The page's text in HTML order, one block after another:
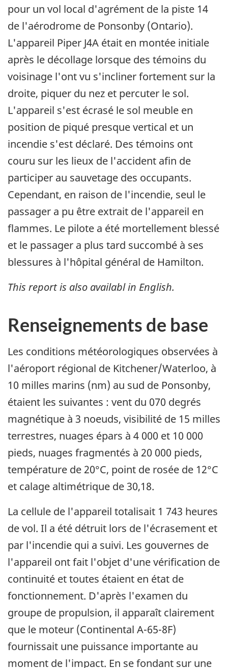
pour un vol local d'agrément de la piste 14
de l'aérodrome de Ponsonby (Ontario).
L'appareil Piper J4A était en montée initiale
après le décollage lorsque des témoins du
voisinage l'ont vu s'incliner fortement sur la
droite, piquer du nez et percuter le sol.
L'appareil s'est écrasé le sol meuble en
position de piqué presque vertical et un
incendie s'est déclaré. Des témoins ont
couru sur les lieux de l'accident afin de
participer au sauvetage des occupants.
Cependant, en raison de l'incendie, seul le
passager a pu être extrait de l'appareil en
flammes. Le pilote a été mortellement blessé
et le passager a plus tard succombé à ses
blessures à l'hôpital général de Hamilton.
This report is also availabl in English.
Renseignements de base
Les conditions météorologiques observées à
l'aéroport régional de Kitchener/Waterloo, à
10 milles marins (nm) au sud de Ponsonby,
étaient les suivantes : vent du 070 degrés
magnétique à 3 noeuds, visibilité de 15 milles
terrestres, nuages épars à 4 000 et 10 000
pieds, nuages fragmentés à 20 000 pieds,
température de 20°C, point de rosée de 12°C
et calage altimétrique de 30,18.
La cellule de l'appareil totalisait 1 743 heures
de vol. Il a été détruit lors de l'écrasement et
par l'incendie qui a suivi. Les gouvernes de
l'appareil ont fait l'objet d'une vérification de
continuité et toutes étaient en état de
fonctionnement. D'après l'examen du
groupe de propulsion, il apparaît clairement
que le moteur (Continental A-65-8F)
fournissait une puissance importante au
moment de l'impact. En se fondant sur une